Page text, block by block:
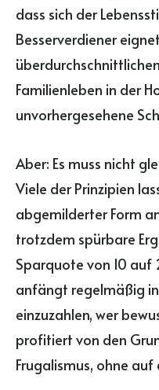
dass sich der
Besserverdiener
Familienleben in der
unvorhergesehene
Aber: Es muss nicht
Viele der Prinzipien
abgemilderter Form
trotzdem spürbare
Sparquote von 10 auf
anfängt regelmäßig
einzuzahlen, wer
profitiert von den
Frugalismus, ohne auf